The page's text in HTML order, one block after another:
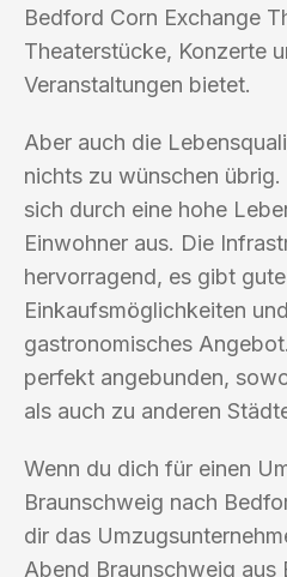
Bedford Corn Exchange
Theaterstücke, Konzerte
Veranstaltungen bietet.
Aber auch die
nichts zu wünschen
sich durch eine hohe
Einwohner aus. Die
hervorragend, es gibt
Einkaufsmöglichkeiten
gastronomisches
perfekt angebunden,
als auch zu anderen
Wenn du dich für einen
Braunschweig nach
dir das
Abend Braunschweig aus